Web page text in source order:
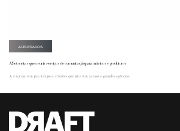
ACELERADOS
A Setenotas quer reunir serviços de comunicação para músicos e produtores
A empresa tem pacotes para clientes que não têm acesso a grandes agências.